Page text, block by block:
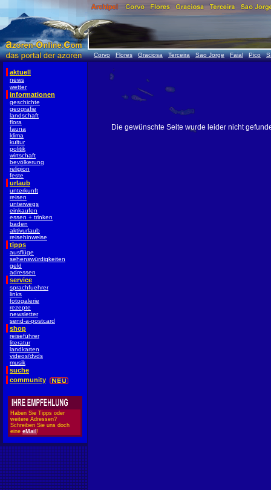
Corvo Flores Graciosa Terceira Sao Jorge Faial Pico
aktuell
news
wetter
informationen
geschichte
geografie
landschaft
flora
fauna
klima
kultur
politik
wirtschaft
bevölkerung
religion
feste
urlaub
unterkunft
reisen
unterwegs
einkaufen
essen + trinken
baden
aktivurlaub
reisehinweise
tipps
ausflüge
sehenswürdigkeiten
geld
adressen
service
sprachfuehrer
links
fotogalerie
rezepte
newsletter
send-a-postcard
shop
reiseführer
literatur
landkarten
videos/dvds
musik
suche
community
Haben Sie Tipps oder
weitere Adressen?
Schreiben Sie uns doch
eine eMail !
Die gewünschte Seite wurde leider nicht